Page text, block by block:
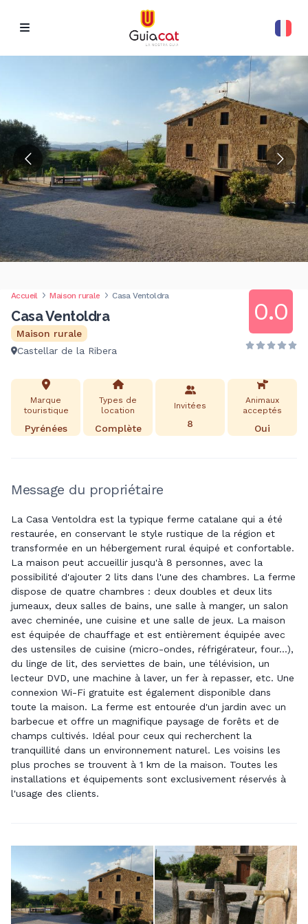
Accueil Maison rurale Casa Ventoldra
Casa Ventoldra
Maison rurale
Castellar de la Ribera
0.0
Marque
touristique
Pyrénées
Types de
location
Complète
Invitées
8
Animaux
acceptés
Oui
Message du propriétaire
La Casa Ventoldra est la typique ferme catalane qui a été
restaurée, en conservant le style rustique de la région et
transformée en un hébergement rural équipé et confortable.
La maison peut accueillir jusqu'à 8 personnes, avec la
possibilité d'ajouter 2 lits dans l'une des chambres. La ferme
dispose de quatre chambres : deux doubles et deux lits
jumeaux, deux salles de bains, une salle à manger, un salon
avec cheminée, une cuisine et une salle de jeux. La maison
est équipée de chauffage et est entièrement équipée avec
des ustensiles de cuisine (micro-ondes, réfrigérateur, four...),
du linge de lit, des serviettes de bain, une télévision, un
lecteur DVD, une machine à laver, un fer à repasser, etc. Une
connexion Wi-Fi gratuite est également disponible dans
toute la maison. La ferme est entourée d'un jardin avec un
barbecue et offre un magnifique paysage de forêts et de
champs cultivés. Idéal pour ceux qui recherchent la
tranquillité dans un environnement naturel. Les voisins les
plus proches se trouvent à 1 km de la maison. Toutes les
installations et équipements sont exclusivement réservés à
l'usage des clients.